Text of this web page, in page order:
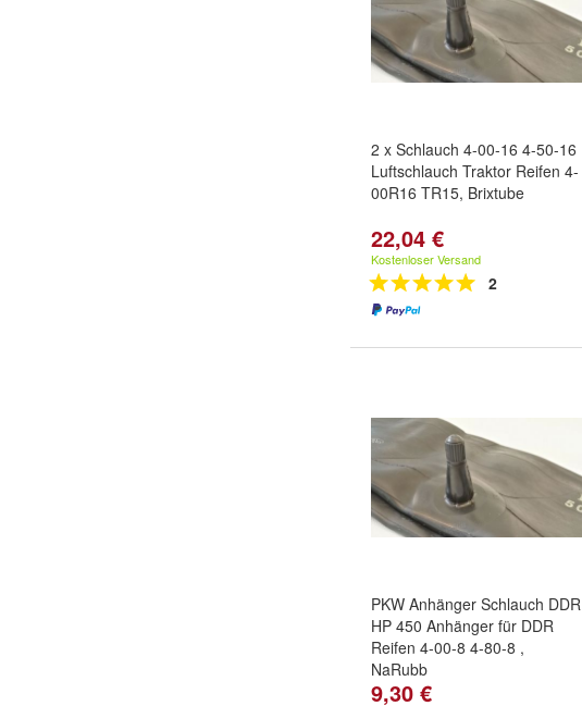
2 x Schlauch 4-00-16 4-50-16
Luftschlauch Traktor Reifen 4-
00R16 TR15, Brixtube
22,04 €
Kostenloser Versand
2
PKW Anhänger Schlauch DDR
HP 450 Anhänger für DDR
Reifen 4-00-8 4-80-8 ,
NaRubb
9,30 €